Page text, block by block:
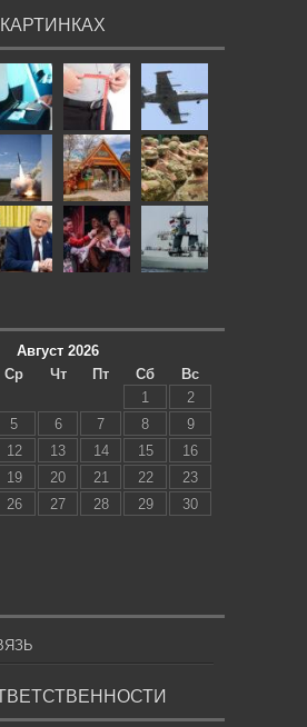
Август 2026
Ср Чт Пт Сб
Вс
1
2
5 6 7 8
9
12 13 14 15
16
19 20 21 22
23
26 27 28 29
30